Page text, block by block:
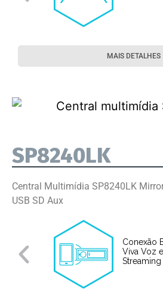
MAIS DETALHES
SP8240LK
Central Multimídia SP8240LK
USB SD Aux
Conexão
Viva Voz
Streaming